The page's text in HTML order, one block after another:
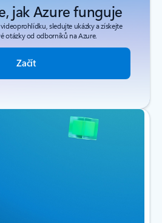
jak Azure funguje
sledujte ukázky a získejte
otázky od odborníků na Azure.
Začít